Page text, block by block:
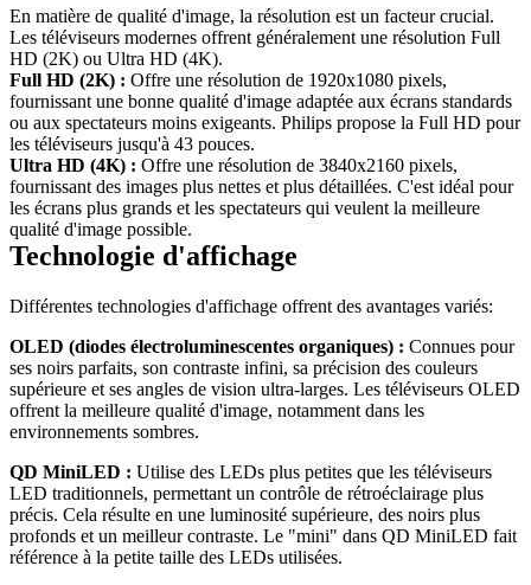
En matière de qualité d'image, la résolution est un facteur crucial.
Les téléviseurs modernes offrent généralement une résolution Full
Full HD (2K) : Offre une résolution de 1920x1080 pixels,
fournissant une bonne qualité d'image adaptée aux écrans standards
ou aux spectateurs moins exigeants. Philips propose la Full HD pour
les téléviseurs jusqu'à 43 pouces.
Ultra HD (4K) : Offre une résolution de 3840x2160 pixels,
fournissant des images plus nettes et plus détaillées. C'est idéal pour
les écrans plus grands et les spectateurs qui veulent la meilleure
qualité d'image possible.
OLED (diodes électroluminescentes organiques) : Connues pour
ses noirs parfaits, son contraste infini, sa précision des couleurs
supérieure et ses angles de vision ultra-larges. Les téléviseurs OLED
offrent la meilleure qualité d'image, notamment dans les
QD MiniLED : Utilise des LEDs plus petites que les téléviseurs
LED traditionnels, permettant un contrôle de rétroéclairage plus
précis. Cela résulte en une luminosité supérieure, des noirs plus
profonds et un meilleur contraste. Le "mini" dans QD MiniLED fait